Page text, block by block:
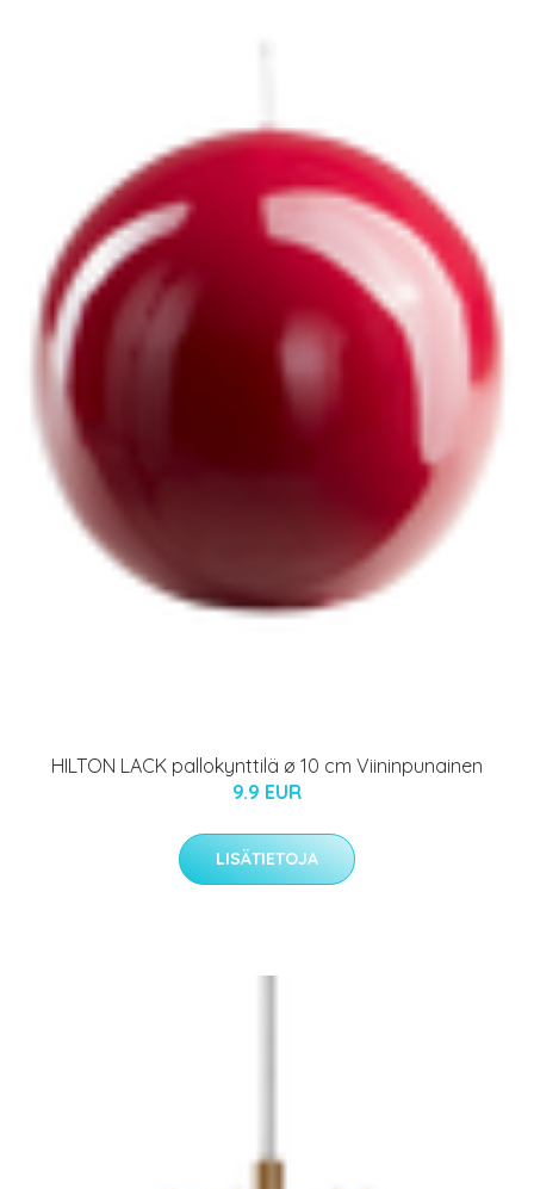
HILTON LACK pallokynttilä ø 10 cm Viininpunainen
9.9 EUR
LISÄTIETOJA